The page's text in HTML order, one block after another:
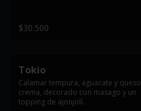
$30.500
Tokio
Calamar tempura, aguacate y queso
crema, decorado con masago y un
topping de ajonjolí.